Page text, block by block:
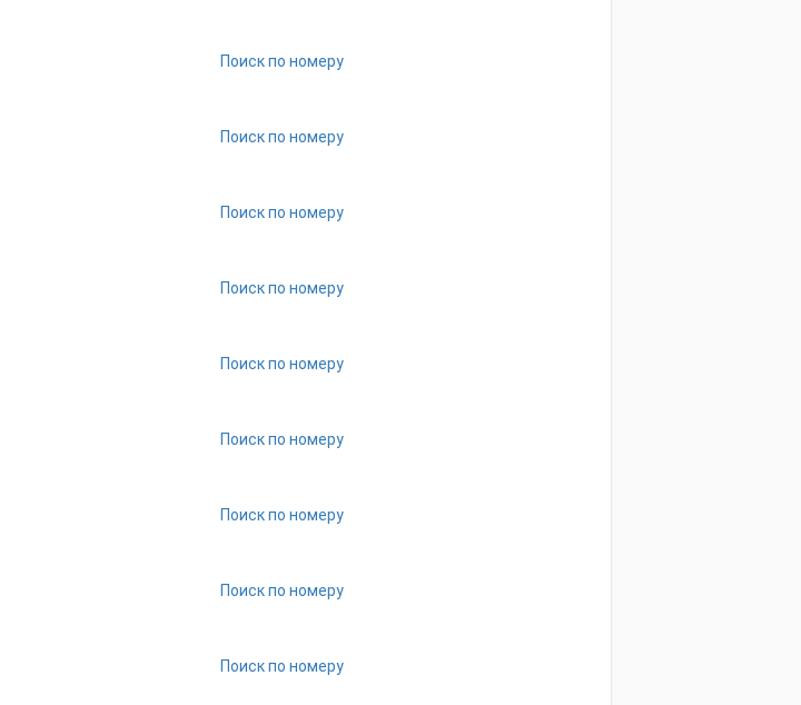
Поиск по номеру
Поиск по номеру
Поиск по номеру
Поиск по номеру
Поиск по номеру
Поиск по номеру
Поиск по номеру
Поиск по номеру
Поиск по номеру